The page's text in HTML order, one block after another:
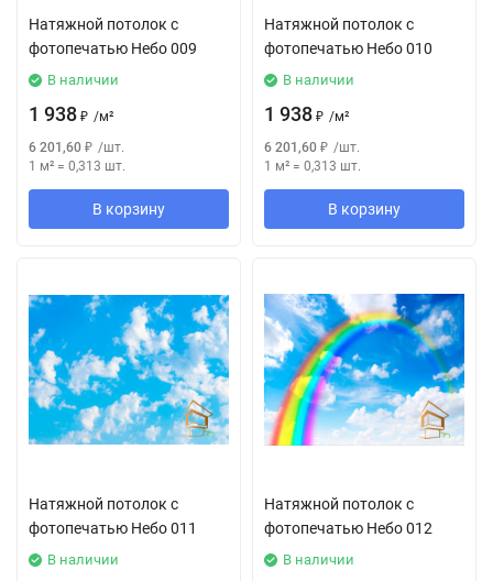
Натяжной потолок с
фотопечатью Небо 009
В наличии
1 938 ₽ /м²
6 201,60 ₽ /шт.
1 м² = 0,313 шт.
В корзину
Натяжной потолок с
фотопечатью Небо 010
В наличии
1 938 ₽ /м²
6 201,60 ₽ /шт.
1 м² = 0,313 шт.
В корзину
Натяжной потолок с
фотопечатью Небо 011
В наличии
Натяжной потолок с
фотопечатью Небо 012
В наличии